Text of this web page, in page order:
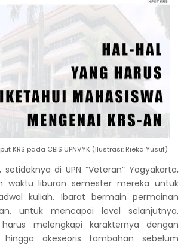
KRS pada CBIS UPNVYK (Ilustrasi: Rieka Yusuf)
di UPN “Veteran” Yogyakarta,
waktu liburan semester mereka untuk
kuliah. Ibarat bermain permainan
untuk mencapai level selanjutnya,
melengkapi karakternya dengan
hingga akeseoris tambahan sebelum